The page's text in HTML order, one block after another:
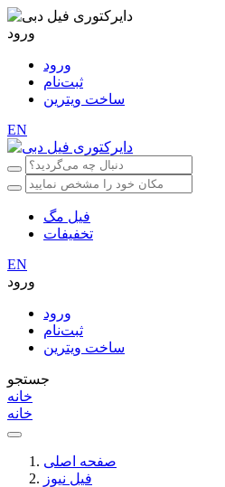
ورود
ورود
ثبت‌نام
ساخت ویترین
EN
فیل مگ
تخفیفات
EN
ورود
ورود
ثبت‌نام
ساخت ویترین
جستجو
خانه
خانه
صفحه اصلی
فیل نیوز